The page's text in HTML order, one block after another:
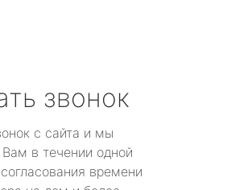
звонок
с сайта и мы
в течении одной
времени